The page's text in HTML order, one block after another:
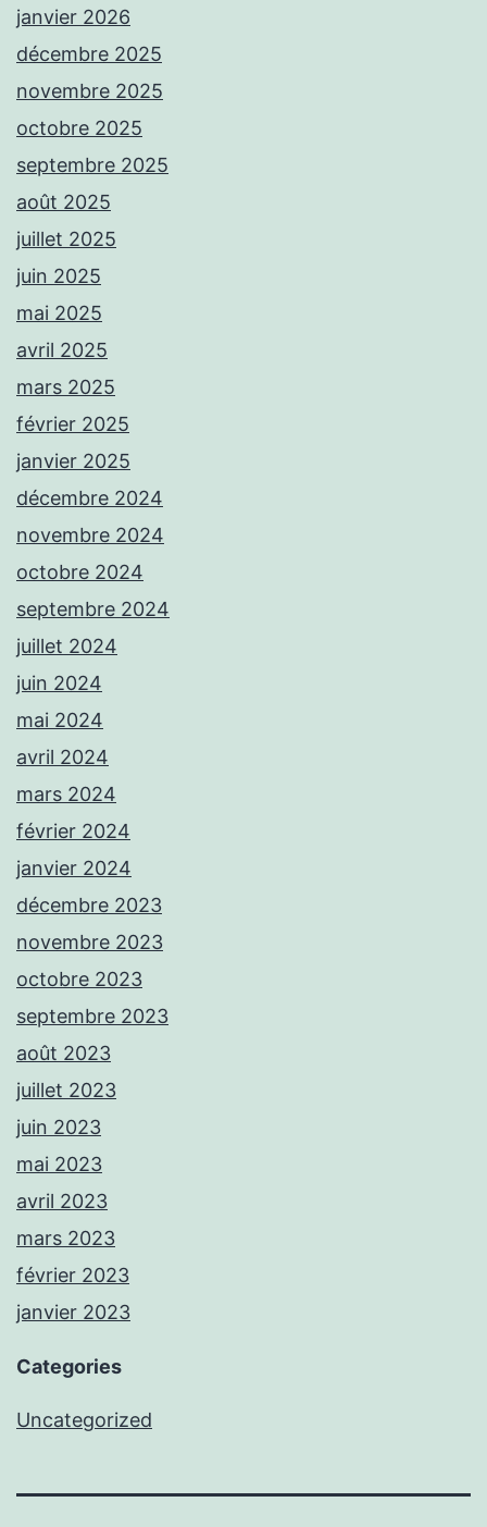
janvier 2026
décembre 2025
novembre 2025
octobre 2025
septembre 2025
août 2025
juillet 2025
juin 2025
mai 2025
avril 2025
mars 2025
février 2025
janvier 2025
décembre 2024
novembre 2024
octobre 2024
septembre 2024
juillet 2024
juin 2024
mai 2024
avril 2024
mars 2024
février 2024
janvier 2024
décembre 2023
novembre 2023
octobre 2023
septembre 2023
août 2023
juillet 2023
juin 2023
mai 2023
avril 2023
mars 2023
février 2023
janvier 2023
Categories
Uncategorized